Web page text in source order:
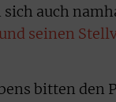
auch
seinen
bitten den